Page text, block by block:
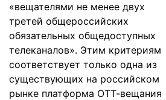
«вещателями не менее двух
третей общероссийских
обязательных общедоступных
телеканалов». Этим критериям
соответствует только одна из
существующих на российском
рынке платформа ОТТ-вещания